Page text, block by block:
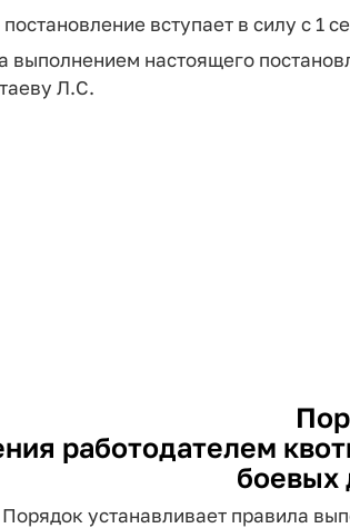
вступает в силу с 1
выполнением настоящего
Л.C.
работодателем
боевых
устанавливает правила